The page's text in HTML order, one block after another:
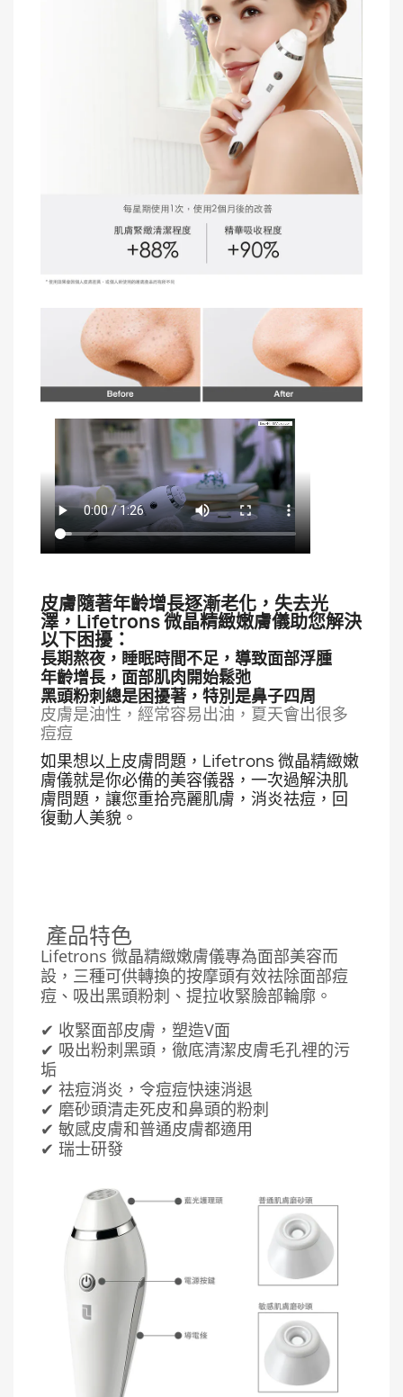
皮膚隨著年齡增長逐漸老化，失去光
澤，Lifetrons 微晶精緻嫩膚儀助您解決
以下困擾：
長期熬夜，睡眠時間不足，導致面部浮腫
年齡增長，面部肌肉開始鬆弛
黑頭粉刺總是困擾著，特別是鼻子四周
皮膚是油性，經常容易出油，夏天會出很多
痘痘
如果想以上皮膚問題，Lifetrons 微晶精緻嫩
膚儀就是你必備的美容儀器，一次過解決肌
膚問題，讓您重拾亮麗肌膚，消炎祛痘，回
復動人美貌。
產品特色
Lifetrons 微晶精緻嫩膚儀專為面部美容而
設，三種可供轉換的按摩頭有效祛除面部痘
痘、吸出黑頭粉刺、提拉收緊臉部輪廓。
✔ 收緊面部皮膚，塑造V面
✔ 吸出粉刺黑頭，徹底清潔皮膚毛孔裡的污
垢
✔ 祛痘消炎，令痘痘快速消退
✔ 磨砂頭清走死皮和鼻頭的粉刺
✔ 敏感皮膚和普通皮膚都適用
✔ 瑞士研發